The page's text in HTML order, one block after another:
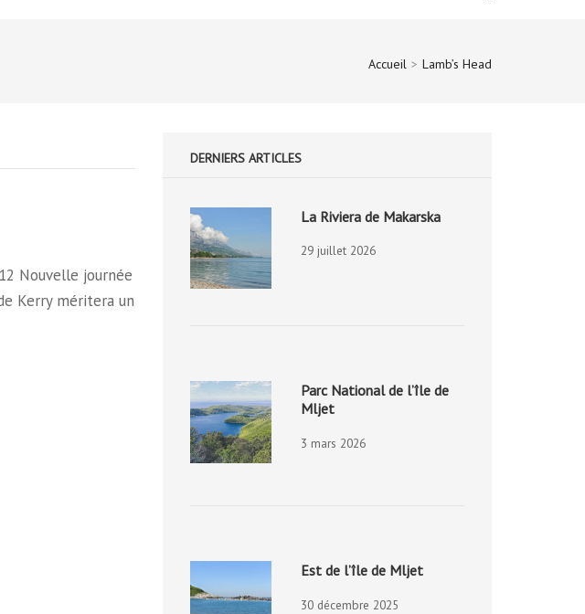
Accueil > Lamb’s Head
Nouvelle journée
Kerry méritera un
DERNIERS ARTICLES
La Riviera de Makarska
29 juillet 2026
Parc National de l’île de
Mljet
3 mars 2026
Est de l’île de Mljet
30 décembre 2025